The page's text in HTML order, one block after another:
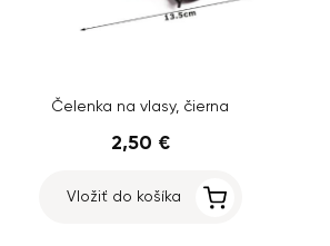
Čelenka na vlasy, čierna
2,50 €
Vložiť do košíka